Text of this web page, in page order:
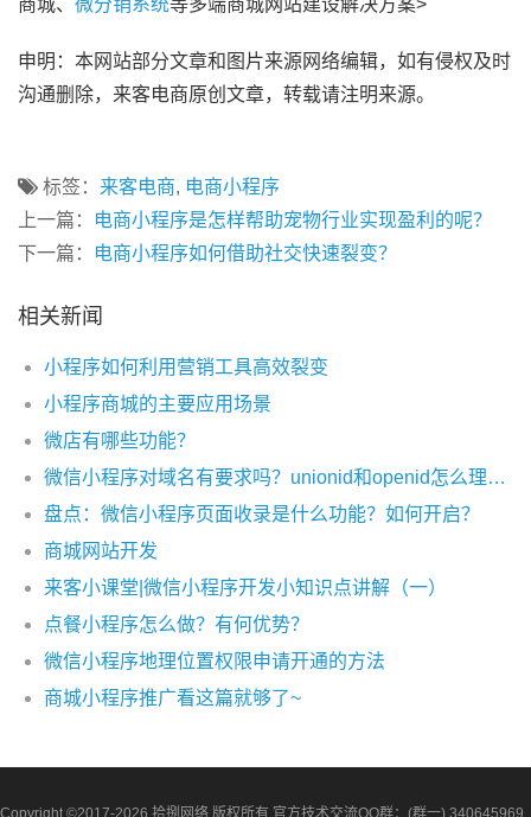
商城、 微分销系统等多端商城网站建设解决方案>
申明：本网站部分文章和图片来源网络编辑，如有侵权及时
沟通删除，来客电商原创文章，转载请注明来源。
标签： 来客电商, 电商小程序
上一篇：
电商小程序是怎样帮助宠物行业实现盈利的呢？
下一篇：
电商小程序如何借助社交快速裂变？
相关新闻
小程序如何利用营销工具高效裂变
小程序商城的主要应用场景
微店有哪些功能？
微信小程序对域名有要求吗？unionid和openid怎么理解？
盘点：微信小程序页面收录是什么功能？如何开启？
商城网站开发
来客小课堂|微信小程序开发小知识点讲解（一）
点餐小程序怎么做？有何优势？
微信小程序地理位置权限申请开通的方法
商城小程序推广看这篇就够了~